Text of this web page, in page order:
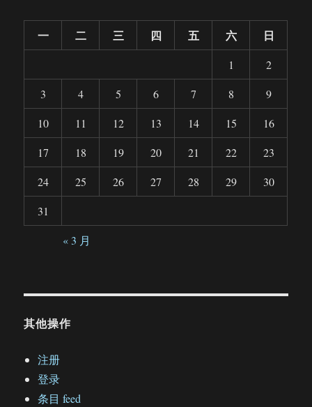
一 二 三 四 五 六 日
1
2
3
4 5 6 7 8
9
10
11 12 13 14 15
16
17
18 19 20 21 22
23
24
25 26 27 28 29
30
31
« 3 月
其他操作
注册
登录
条目 feed